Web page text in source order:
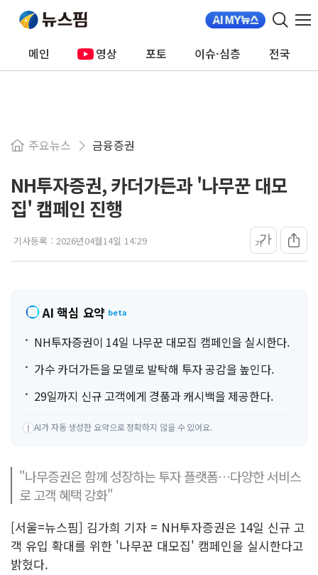
메인 영상 포토 이슈·심층 전국
주요뉴스 금융증권
NH투자증권, 카더가든과 '나무꾼 대모
집' 캠페인 진행
기사등록 : 2026년04월14일 14:29 가가
AI 핵심 요약 beta
NH투자증권이 14일 나무꾼 대모집 캠페인을 실시한다.
가수 카더가든을 모델로 발탁해 투자 공감을 높인다.
29일까지 신규 고객에게 경품과 캐시백을 제공한다.
! AI가 자동 생성한 요약으로 정확하지 않을 수 있어요.
"나무증권은 함께 성장하는 투자 플랫폼…다양한 서비스
로 고객 혜택 강화"
[서울=뉴스핌] 김가희 기자 = NH투자증권은 14일 신규 고
객 유입 확대를 위한 '나무꾼 대모집' 캠페인을 실시한다고
밝혔다.